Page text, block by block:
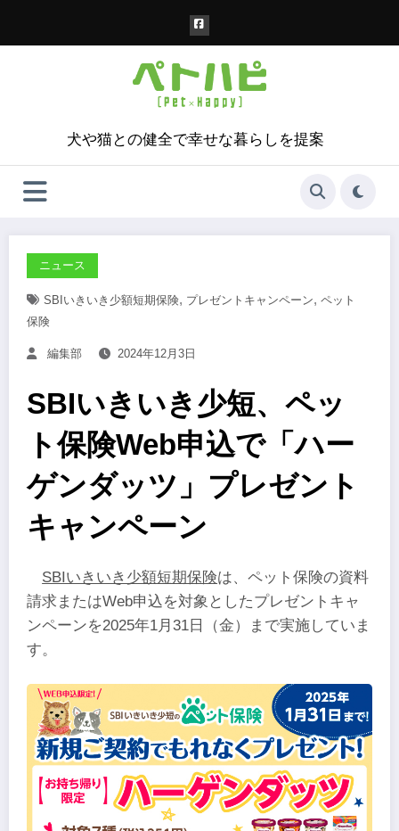
犬や猫との健全で幸せな暮らしを提案
ニュース
SBIいきいき少額短期保険, プレゼントキャンペーン, ペット
保険
編集部 2024年12月3日
SBIいきいき少短、ペッ
ト保険Web申込で「ハー
ゲンダッツ」プレゼント
キャンペーン
SBIいきいき少額短期保険は、ペット保険の資料
請求またはWeb申込を対象としたプレゼントキャ
ンペーンを2025年1月31日（金）まで実施していま
す。